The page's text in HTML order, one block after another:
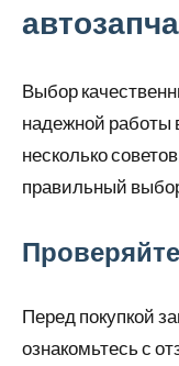
Выбор
надежной работы
несколько
правильный
Перед покупкой
ознакомьтесь с